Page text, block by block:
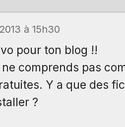
à 15h30
pour ton blog !!
comprends pas
Y a que des
?